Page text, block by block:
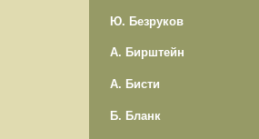
Ю. Безруков
А. Бирштейн
А. Бисти
Б. Бланк